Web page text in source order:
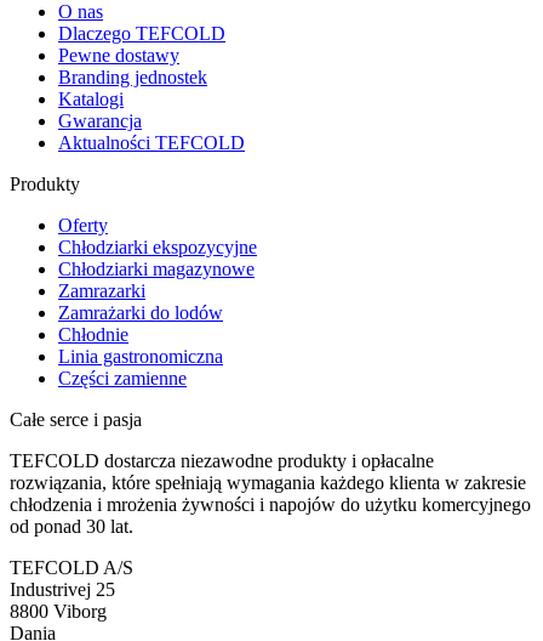
O nas
Dlaczego TEFCOLD
Pewne dostawy
Branding jednostek
Katalogi
Gwarancja
Aktualności TEFCOLD
Produkty
Oferty
Chłodziarki ekspozycyjne
Chłodziarki magazynowe
Zamrazarki
Zamrażarki do lodów
Chłodnie
Linia gastronomiczna
Części zamienne
Całe serce i pasja
TEFCOLD dostarcza niezawodne produkty i opłacalne
rozwiązania, które spełniają wymagania każdego klienta w zakresie
chłodzenia i mrożenia żywności i napojów do użytku komercyjnego
od ponad 30 lat.
TEFCOLD A/S
Industrivej 25
8800 Viborg
Dania